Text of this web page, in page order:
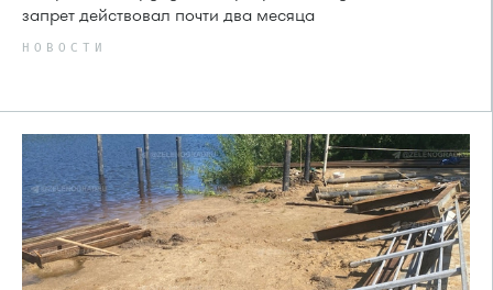
запрет действовал почти два месяца
НОВОСТИ